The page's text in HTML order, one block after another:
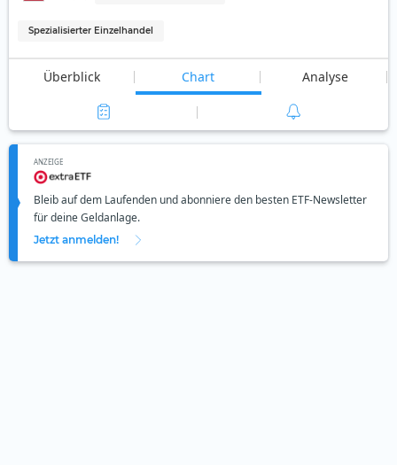
Spezialisierter Einzelhandel
Überblick Chart Analyse
ANZEIGE
Bleib auf dem Laufenden und abonniere den besten ETF-Newsletter
für deine Geldanlage.
Jetzt anmelden!